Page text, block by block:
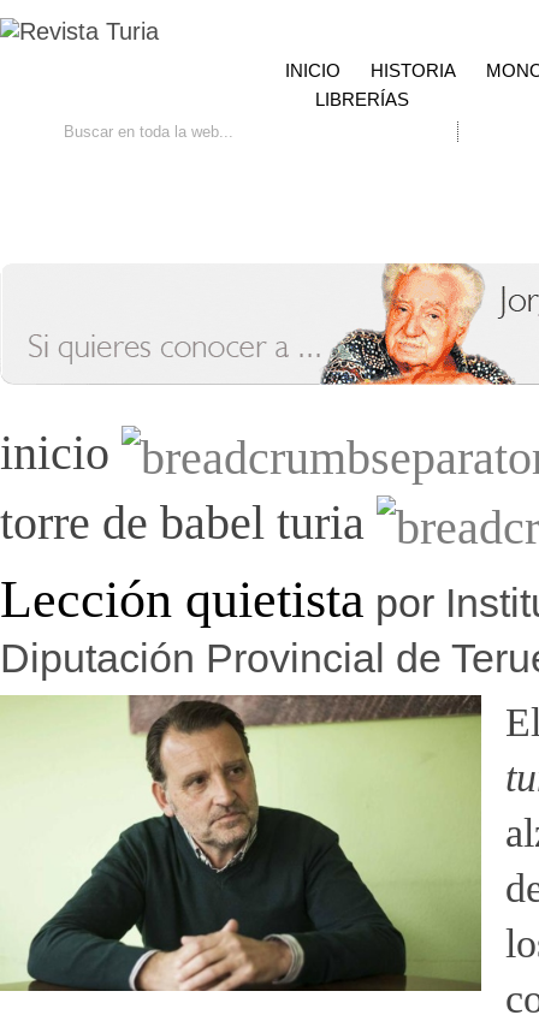
INICIO HISTORIA
LIBRERÍAS
inicio
torre de babel turia
Lección quietista por
Diputación Provincial de